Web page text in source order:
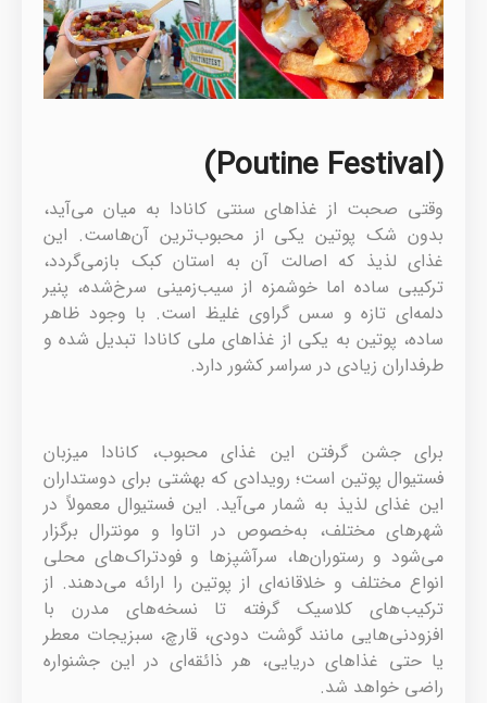
(Poutine Festival)
وقتی صحبت از غذاهای سنتی کانادا به میان می‌آید،
بدون شک پوتین یکی از محبوب‌ترین آن‌هاست. این
غذای لذیذ که اصالت آن به استان کبک بازمی‌گردد،
ترکیبی ساده اما خوشمزه از سیب‌زمینی سرخ‌شده، پنیر
دلمه‌ای تازه و سس گراوی غلیظ است. با وجود ظاهر
ساده، پوتین به یکی از غذاهای ملی کانادا تبدیل شده و
طرفداران زیادی در سراسر کشور دارد.
برای جشن گرفتن این غذای محبوب، کانادا میزبان
فستیوال پوتین است؛ رویدادی که بهشتی برای دوستداران
این غذای لذیذ به شمار می‌آید. این فستیوال معمولاً در
شهرهای مختلف، به‌خصوص در اتاوا و مونترال برگزار
می‌شود و رستوران‌ها، سرآشپزها و فودتراک‌های محلی
انواع مختلف و خلاقانه‌ای از پوتین را ارائه می‌دهند. از
ترکیب‌های کلاسیک گرفته تا نسخه‌های مدرن با
افزودنی‌هایی مانند گوشت دودی، قارچ، سبزیجات معطر
یا حتی غذاهای دریایی، هر ذائقه‌ای در این جشنواره
راضی خواهد شد.